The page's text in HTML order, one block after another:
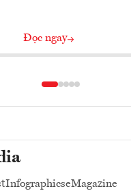
Đọc ngay
InfographicseMagazine